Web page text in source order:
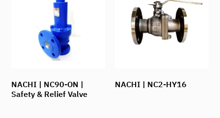
NACHI | NC90-ON |
Safety & Relief Valve
NACHI | NC2-HY16